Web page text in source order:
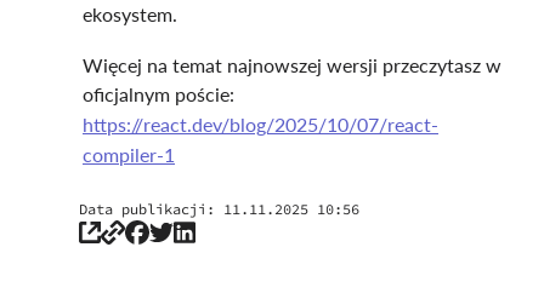
ekosystem.
Więcej na temat najnowszej wersji przeczytasz w
oficjalnym poście:
https://react.dev/blog/2025/10/07/react-
compiler-1
Data publikacji: 11.11.2025 10:56